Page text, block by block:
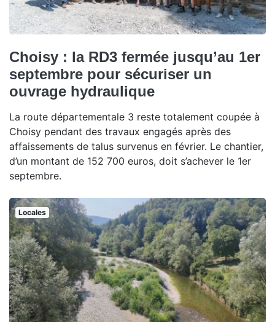
Choisy : la RD3 fermée jusqu’au 1er
septembre pour sécuriser un
ouvrage hydraulique
La route départementale 3 reste totalement coupée à
Choisy pendant des travaux engagés après des
affaissements de talus survenus en février. Le chantier,
d’un montant de 152 700 euros, doit s’achever le 1er
septembre.
Locales